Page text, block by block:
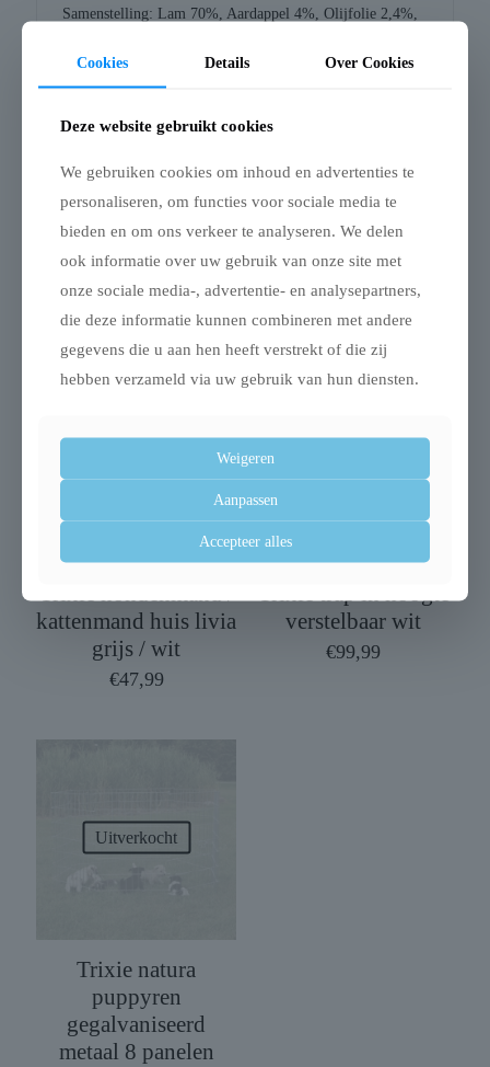
Samenstelling: Lam 70%, Aardappel 4%, Olijfolie 2,4%,
(fucus vesiculosus) 0,3%, xylo-oligosachariden,
Analytische bestanddelen: Vocht 75,8%, Ruw eiwit
12,1%, Ruw vet 5,4%, Ruwe as 1,8%, Ruwe celstof 1,1%
Toevoegingen: Vitamine E 20 UI
Gerelateerde producten
kattenmand huis livia
grijs / wit
€47,99
verstelbaar wit
€99,99
Uitverkocht
Trixie natura
puppyren
gegalvaniseerd
metaal 8 panelen
Cookies Details Over Cookies
Deze website gebruikt cookies
We gebruiken cookies om inhoud en advertenties te
personaliseren, om functies voor sociale media te
bieden en om ons verkeer te analyseren. We delen
ook informatie over uw gebruik van onze site met
onze sociale media-, advertentie- en analysepartners,
die deze informatie kunnen combineren met andere
gegevens die u aan hen heeft verstrekt of die zij
hebben verzameld via uw gebruik van hun diensten.
Weigeren
Aanpassen
Accepteer alles